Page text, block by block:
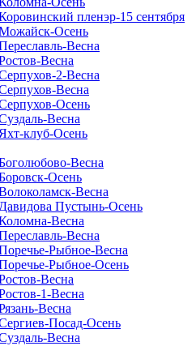
пленэр-15 сентября
Осень
Весна
Весна
2-Весна
Весна
Осень
Весна
клуб-Осень
Весна
Осень
Весна
Пустынь-Осень
Весна
Весна
Рыбное-Весна
Рыбное-Осень
Весна
1-Весна
Весна
Посад-Осень
Весна